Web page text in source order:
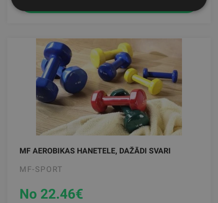
MF AEROBIKAS HANETELE, DAŽĀDI SVARI
MF-SPORT
No 22.46€